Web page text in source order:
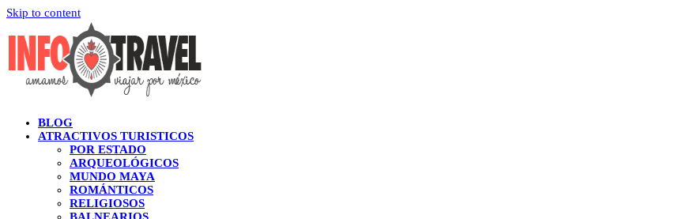
Skip to content
BLOG
ATRACTIVOS TURISTICOS
POR ESTADO
ARQUEOLÓGICOS
MUNDO MAYA
ROMÁNTICOS
RELIGIOSOS